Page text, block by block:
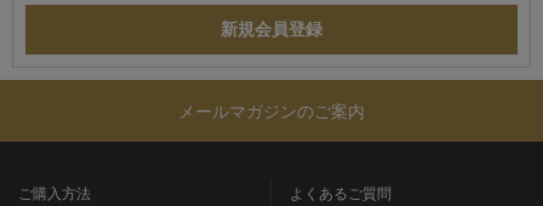
メールマガジンのご案内
ご購入方法
よくあるご質問